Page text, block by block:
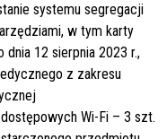
systemu segregacji
w tym karty
12 sierpnia 2023 r.,
z zakresu
Wi-Fi – 3 szt.